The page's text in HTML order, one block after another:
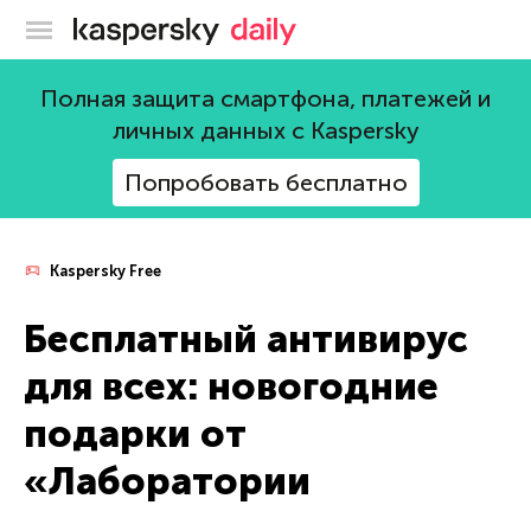
Блог Касперского
Полная защита смартфона, платежей и
личных данных с Kaspersky
Попробовать бесплатно
Kaspersky Free
Бесплатный антивирус
для всех: новогодние
подарки от
«Лаборатории